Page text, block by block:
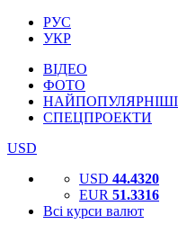
РУС
УКР
ВІДЕО
ФОТО
НАЙПОПУЛЯРНІШІ
СПЕЦПРОЕКТИ
USD
USD 44.4320
EUR 51.3316
Всі курси валют